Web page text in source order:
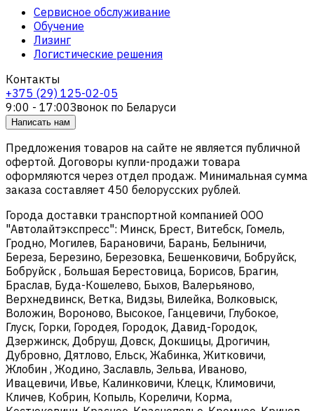
Сервисное обслуживание
Обучение
Лизинг
Логистические решения
Контакты
+375 (29) 125-02-05
9:00 - 17:00Звонок по Беларуси
Написать нам
Предложения товаров на сайте не является публичной
офертой. Договоры купли-продажи товара
оформляются через отдел продаж. Минимальная сумма
заказа составляет 450 белорусских рублей.
Города доставки транспортной компанией ООО
"Автолайтэкспресс": Минск, Брест, Витебск, Гомель,
Гродно, Могилев, Барановичи, Барань, Белыничи,
Береза, Березино, Березовка, Бешенковичи, Бобруйск,
Бобруйск , Большая Берестовица, Борисов, Брагин,
Браслав, Буда-Кошелево, Быхов, Валерьяново,
Верхнедвинск, Ветка, Видзы, Вилейка, Волковыск,
Воложин, Вороново, Высокое, Ганцевичи, Глубокое,
Глуск, Горки, Городея, Городок, Давид-Городок,
Дзержинск, Добруш, Довск, Докшицы, Дрогичин,
Дубровно, Дятлово, Ельск, Жабинка, Житковичи,
Жлобин , Жодино, Заславль, Зельва, Иваново,
Ивацевичи, Ивье, Калинковичи, Клецк, Климовичи,
Кличев, Кобрин, Копыль, Кореличи, Корма,